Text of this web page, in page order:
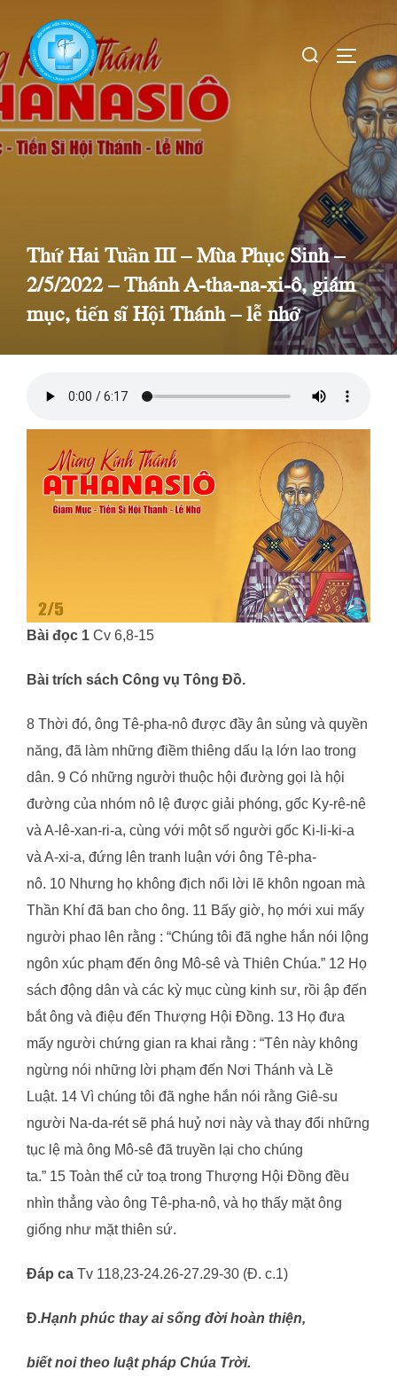
content
Search
Thứ Hai Tuần III – Mùa Phục Sinh –
2/5/2022 – Thánh A-tha-na-xi-ô, giám
mục, tiến sĩ Hội Thánh – lễ nhớ
Bài đọc 1 Cv 6,8-15
Bài trích sách Công vụ Tông Đồ.
8 Thời đó, ông Tê-pha-nô được đầy ân sủng và quyền
năng, đã làm những điềm thiêng dấu lạ lớn lao trong
dân. 9 Có những người thuộc hội đường gọi là hội
đường của nhóm nô lệ được giải phóng, gốc Ky-rê-nê
và A-lê-xan-ri-a, cùng với một số người gốc Ki-li-ki-a
và A-xi-a, đứng lên tranh luận với ông Tê-pha-
nô. 10 Nhưng họ không địch nổi lời lẽ khôn ngoan mà
Thần Khí đã ban cho ông. 11 Bấy giờ, họ mới xui mấy
người phao lên rằng : “Chúng tôi đã nghe hắn nói lộng
ngôn xúc phạm đến ông Mô-sê và Thiên Chúa.” 12 Họ
sách động dân và các kỳ mục cùng kinh sư, rồi ập đến
bắt ông và điệu đến Thượng Hội Đồng. 13 Họ đưa
mấy người chứng gian ra khai rằng : “Tên này không
ngừng nói những lời phạm đến Nơi Thánh và Lề
Luật. 14 Vì chúng tôi đã nghe hắn nói rằng Giê-su
người Na-da-rét sẽ phá huỷ nơi này và thay đổi những
tục lệ mà ông Mô-sê đã truyền lại cho chúng
ta.” 15 Toàn thể cử toạ trong Thượng Hội Đồng đều
nhìn thẳng vào ông Tê-pha-nô, và họ thấy mặt ông
giống như mặt thiên sứ.
Đáp ca Tv 118,23-24.26-27.29-30 (Đ. c.1)
Đ.Hạnh phúc thay ai sống đời hoàn thiện,
biết noi theo luật pháp Chúa Trời.